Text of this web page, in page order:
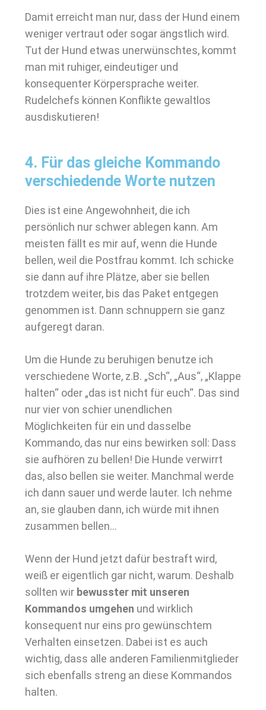
Damit erreicht man nur, dass der Hund einem
weniger vertraut oder sogar ängstlich wird.
Tut der Hund etwas unerwünschtes, kommt
man mit ruhiger, eindeutiger und
konsequenter Körpersprache weiter.
Rudelchefs können Konflikte gewaltlos
ausdiskutieren!
4. Für das gleiche Kommando
verschiedende Worte nutzen
Dies ist eine Angewohnheit, die ich
persönlich nur schwer ablegen kann. Am
meisten fällt es mir auf, wenn die Hunde
bellen, weil die Postfrau kommt. Ich schicke
sie dann auf ihre Plätze, aber sie bellen
trotzdem weiter, bis das Paket entgegen
genommen ist. Dann schnuppern sie ganz
aufgeregt daran.
Um die Hunde zu beruhigen benutze ich
verschiedene Worte, z.B. „Sch“, „Aus“, „Klappe
halten“ oder „das ist nicht für euch“. Das sind
nur vier von schier unendlichen
Möglichkeiten für ein und dasselbe
Kommando, das nur eins bewirken soll: Dass
sie aufhören zu bellen! Die Hunde verwirrt
das, also bellen sie weiter. Manchmal werde
ich dann sauer und werde lauter. Ich nehme
an, sie glauben dann, ich würde mit ihnen
zusammen bellen…
Wenn der Hund jetzt dafür bestraft wird,
weiß er eigentlich gar nicht, warum. Deshalb
sollten wir bewusster mit unseren
Kommandos umgehen und wirklich
konsequent nur eins pro gewünschtem
Verhalten einsetzen. Dabei ist es auch
wichtig, dass alle anderen Familienmitglieder
sich ebenfalls streng an diese Kommandos
halten.